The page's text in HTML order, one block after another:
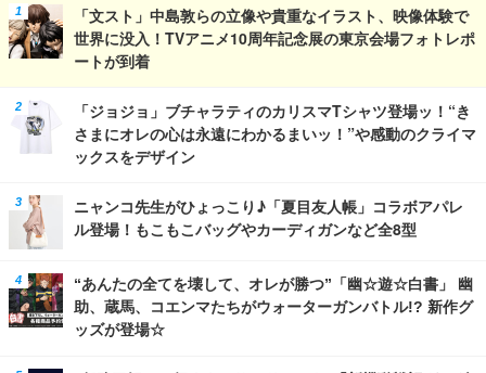
「文スト」中島敦らの立像や貴重なイラスト、映像体験で
世界に没入！TVアニメ10周年記念展の東京会場フォトレポ
ートが到着
「ジョジョ」ブチャラティのカリスマTシャツ登場ッ！“き
さまにオレの心は永遠にわかるまいッ！”や感動のクライマ
ックスをデザイン
ニャンコ先生がひょっこり♪「夏目友人帳」コラボアパレ
ル登場！もこもこバッグやカーディガンなど全8型
“あんたの全てを壊して、オレが勝つ”「幽☆遊☆白書」 幽
助、蔵馬、コエンマたちがウォーターガンバトル!? 新作グ
ッズが登場☆